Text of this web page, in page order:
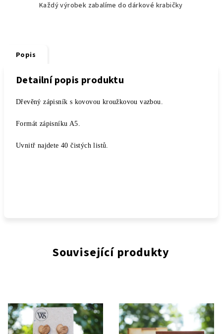
Každý výrobek zabalíme do dárkové krabičky
Popis
Detailní popis produktu
Dřevěný zápisník s kovovou kroužkovou vazbou.
Formát zápisníku A5.
Uvnitř najdete 40 čistých listů.
Související produkty